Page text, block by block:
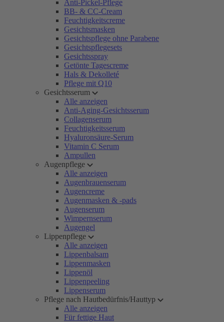
Anti-Pickel-Pflege
BB- & CC-Cream
Feuchtigkeitscreme
Gesichtsmasken
Gesichtspflege ohne Parabene
Gesichtspflegesets
Gesichtsspray
Getönte Tagescreme
Hals & Dekolleté
Pflege mit Q10
Gesichtsserum
Alle anzeigen
Anti-Aging-Gesichtsserum
Collagenserum
Feuchtigkeitsserum
Hyaluronsäure-Serum
Vitamin C Serum
Ampullen
Augenpflege
Alle anzeigen
Augenbrauenserum
Augencreme
Augenmasken & -pads
Augenserum
Wimpernserum
Augengel
Lippenpflege
Alle anzeigen
Lippenbalsam
Lippenmasken
Lippenöl
Lippenpeeling
Lippenserum
Pflege nach Hautbedürfnis/Hauttyp
Alle anzeigen
Für fettige Haut